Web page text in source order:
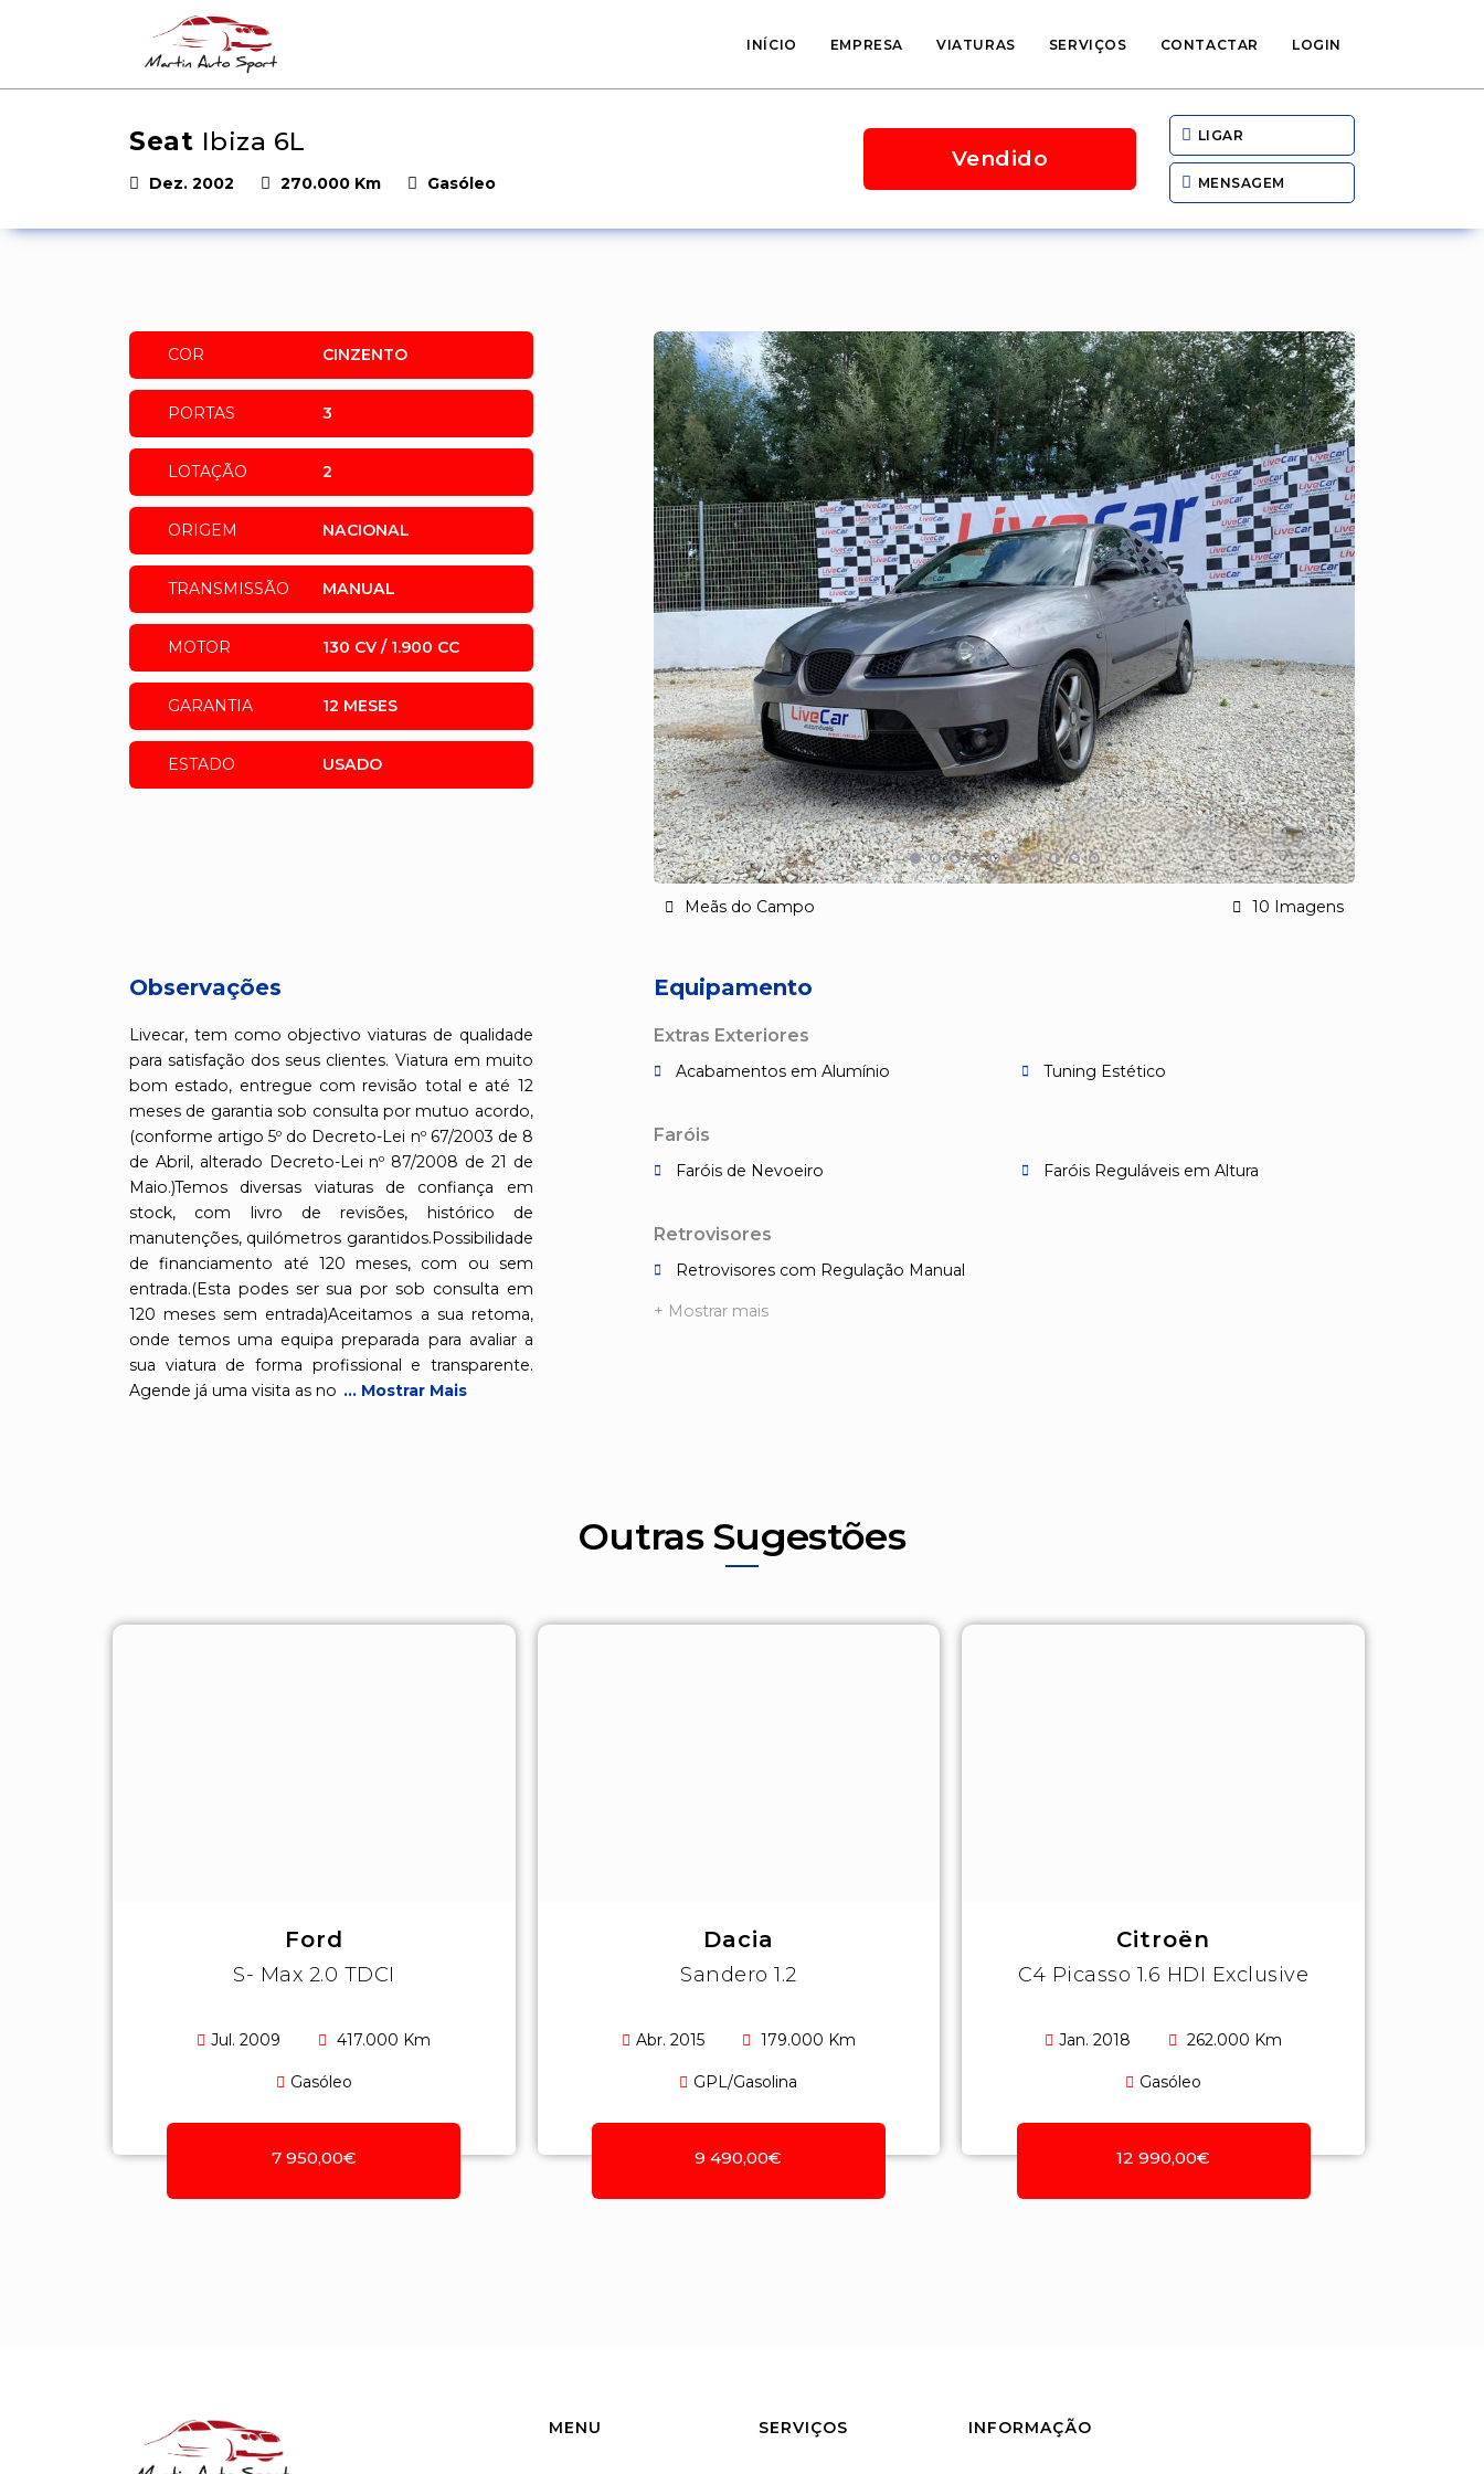
INÍCIO EMPRESA VIATURAS SERVIÇOS CONTACTAR LOGIN
Seat Ibiza 6L
Dez. 2002 270.000 Km Gasóleo
Vendido
LIGAR
MENSAGEM
COR CINZENTO
PORTAS 3
LOTAÇÃO 2
ORIGEM NACIONAL
TRANSMISSÃO MANUAL
MOTOR 130 CV / 1.900 CC
GARANTIA 12 MESES
ESTADO USADO
Meãs do Campo 10 Imagens
Observações
Livecar, tem como objectivo viaturas de qualidade
para satisfação dos seus clientes. Viatura em muito
bom estado, entregue com revisão total e até 12
meses de garantia sob consulta por mutuo acordo,
(conforme artigo 5º do Decreto-Lei nº 67/2003 de 8
de Abril, alterado Decreto-Lei nº 87/2008 de 21 de
Maio.)Temos diversas viaturas de confiança em
stock, com livro de revisões, histórico de
manutenções, quilómetros garantidos.Possibilidade
de financiamento até 120 meses, com ou sem
entrada.(Esta podes ser sua por sob consulta em
120 meses sem entrada)Aceitamos a sua retoma,
onde temos uma equipa preparada para avaliar a
sua viatura de forma profissional e transparente.
Agende já uma visita as no ... Mostrar Mais
Equipamento
Extras Exteriores
Acabamentos em Alumínio Tuning Estético
Faróis
Faróis de Nevoeiro Faróis Reguláveis em Altura
Retrovisores
Retrovisores com Regulação Manual
+ Mostrar mais
Outras Sugestões
Ford
S- Max 2.0 TDCI
Jul. 2009 417.000 Km
Gasóleo
7 950,00€
Dacia
Sandero 1.2
Abr. 2015 179.000 Km
GPL/Gasolina
9 490,00€
Citroën
C4 Picasso 1.6 HDI Exclusive
Jan. 2018 262.000 Km
Gasóleo
12 990,00€
MENU SERVIÇOS INFORMAÇÃO